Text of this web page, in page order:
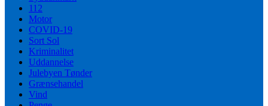
112
Motor
COVID-19
Sort Sol
Kriminalitet
Uddannelse
Julebyen Tønder
Grænsehandel
Vind